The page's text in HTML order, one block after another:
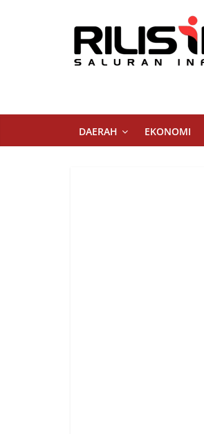
Rilis
Info
Saluran
Informasi
DAERAH EKONOMI